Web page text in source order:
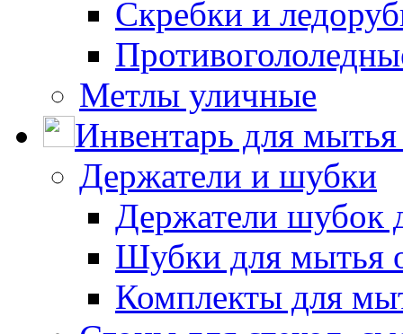
Скребки и
Метлы уличные
Инвентарь для мытья
Держатели и шубки
Держатели шубок
Шубки для мытья
Комплекты для